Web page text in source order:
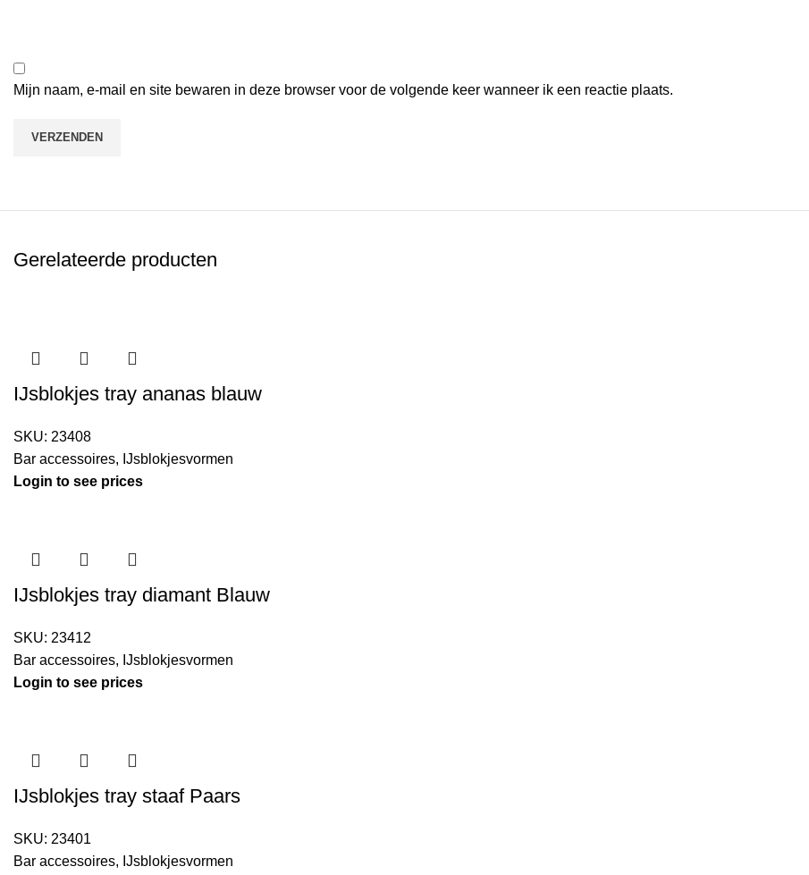
Mijn naam, e-mail en site bewaren in deze browser voor de volgende keer wanneer ik een reactie plaats.
Gerelateerde producten
IJsblokjes tray ananas blauw
SKU: 23408
Bar accessoires, IJsblokjesvormen
Login to see prices
IJsblokjes tray diamant Blauw
SKU: 23412
Bar accessoires, IJsblokjesvormen
Login to see prices
IJsblokjes tray staaf Paars
SKU: 23401
Bar accessoires, IJsblokjesvormen